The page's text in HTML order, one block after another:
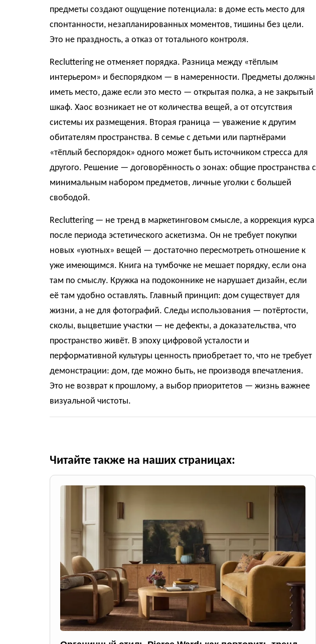
предметы создают ощущение потенциала: в доме есть место для
спонтанности, незапланированных моментов, тишины без цели.
Это не праздность, а отказ от тотального контроля.
Recluttering не отменяет порядка. Разница между «тёплым
интерьером» и беспорядком — в намеренности. Предметы должны
иметь место, даже если это место — открытая полка, а не закрытый
шкаф. Хаос возникает не от количества вещей, а от отсутствия
системы их размещения. Вторая граница — уважение к другим
обитателям пространства. В семье с детьми или партнёрами
«тёплый беспорядок» одного может быть источником стресса для
другого. Решение — договорённость о зонах: общие пространства с
минимальным набором предметов, личные уголки с большей
свободой.
Recluttering — не тренд в маркетинговом смысле, а коррекция курса
после периода эстетического аскетизма. Он не требует покупки
новых «уютных» вещей — достаточно пересмотреть отношение к
уже имеющимся. Книга на тумбочке не мешает порядку, если она
там по смыслу. Кружка на подоконнике не нарушает дизайн, если
её там удобно оставлять. Главный принцип: дом существует для
жизни, а не для фотографий. Следы использования — потёртости,
сколы, выцветшие участки — не дефекты, а доказательства, что
пространство живёт. В эпоху цифровой усталости и
перформативной культуры ценность приобретает то, что не требует
демонстрации: дом, где можно быть, не производя впечатления.
Это не возврат к прошлому, а выбор приоритетов — жизнь важнее
визуальной чистоты.
Читайте также на наших страницах: